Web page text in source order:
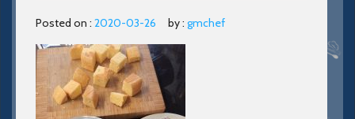
Posted on : 2020-03-26 by : gmchef